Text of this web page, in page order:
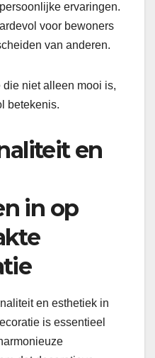
ervaringen.
voor bewoners
van anderen.
die niet alleen mooi is,
betekenis.
en
in op
en esthetiek in
is essentieel